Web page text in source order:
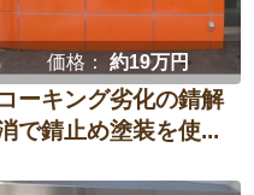
価格： 約19万円
ーキング劣化の錆解
で錆止め塗装を使...